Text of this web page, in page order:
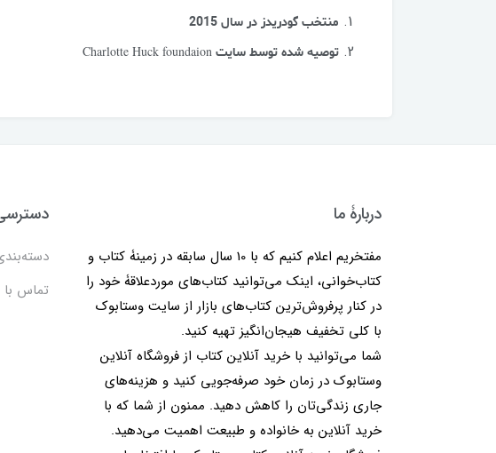
منتخب گودریدز در سال 2015
توصیه شده توسط سایت Charlotte Huck foundaion
دربارۀ ما
مفتخریم اعلام کنیم که با 10 سال سابقه در زمینۀ کتاب و
کتاب‌خوانی، اینک می‌توانید کتاب‌های موردعلاقۀ خود را
در کنار پرفروش‌ترین کتاب‌های بازار از سایت وستابوک
با کلی تخفیف هیجان‌انگیز تهیه کنید.
شما می‌توانید با خرید آنلاین کتاب از فروشگاه آنلاین
وستابوک در زمان خود صرفه‌جویی کنید و هزینه‌های
جاری زندگی‌تان را کاهش دهید. ممنون از شما که با
خرید آنلاین به خانواده و طبیعت اهمیت می‌دهید.
تماس با